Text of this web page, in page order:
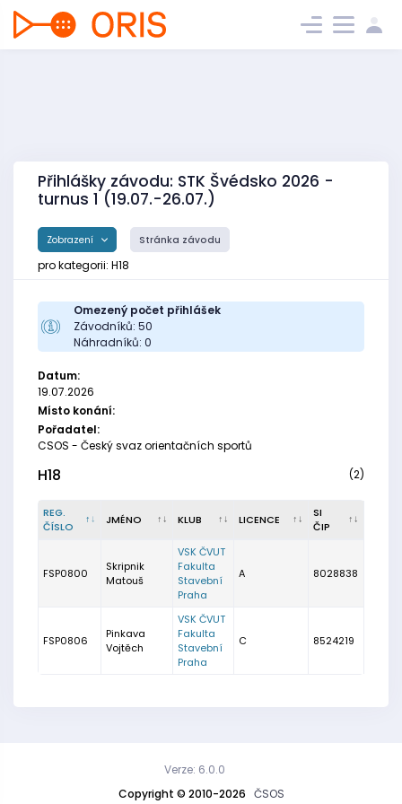
Přihlášky závodu: STK Švédsko 2026 -
turnus 1 (19.07.-26.07.)
Zobrazení Stránka závodu
pro kategorii: H18
Omezený počet přihlášek
Závodníků: 50
Náhradníků: 0
Datum:
19.07.2026
Místo konání:
Pořadatel:
CSOS - Český svaz orientačních sportů
H18 (2)
REG.
ČÍSLO
JMÉNO KLUB LICENCE
SI
ČIP
FSP0800
Skripnik
Matouš
VSK ČVUT
Fakulta
Stavební
Praha
A 8028838
FSP0806
Pinkava
Vojtěch
VSK ČVUT
Fakulta
Stavební
Praha
C 8524219
Copyright © 2010-2026 ČSOS
Verze: 6.0.0